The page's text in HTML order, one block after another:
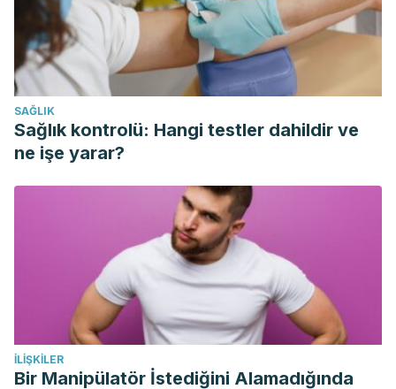
venta de computadoras en la ciudad de Loja. Ecuador 2011.
Universidad Pontifica de Comillas. The Conversation.
Marie Kondo y los ingenieros de producción de Toyota.
Estados Unidos 2020.
SAĞLIK
Sağlık kontrolü: Hangi testler dahildir ve
ne işe yarar?
İLIŞKILER
Bir Manipülatör İstediğini Alamadığında